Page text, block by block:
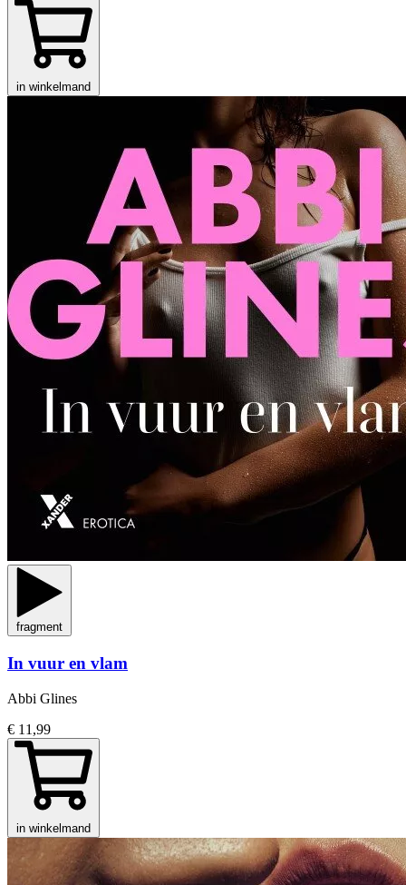
in winkelmand
fragment
In vuur en vlam
Abbi Glines
€ 11,99
in winkelmand